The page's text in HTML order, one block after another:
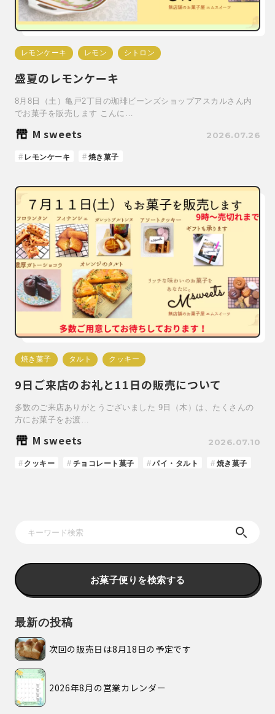
レモンケーキ レモン シトロン
盛夏のレモンケーキ
8月8日（土）亀戸2丁目の珈琲ビーンズショップアスカルさん内
でお菓子を販売します こんに…
M sweets 2026.07.26
レモンケーキ 焼き菓子
焼き菓子 タルト クッキー
9日ご来店のお礼と11日の販売について
多数のご来店ありがとうございました 9日（木）は、たくさんの
方にお菓子をお渡…
M sweets 2026.07.10
クッキー チョコレート菓子 パイ・タルト 焼き菓子
お菓子便りを検索する
最新の投稿
次回の販売日は8月18日の予定です
2026年8月の営業カレンダー